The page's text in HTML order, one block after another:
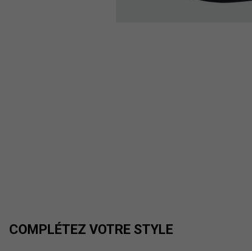
COMPLÉTEZ VOTRE STYLE